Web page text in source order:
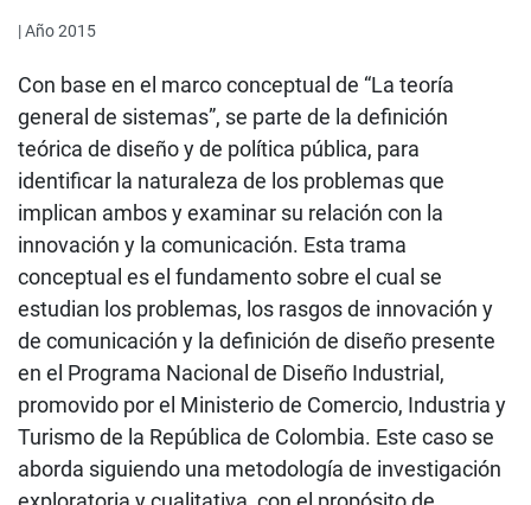
| Año 2015
Con base en el marco conceptual de “La teoría
general de sistemas”, se parte de la definición
teórica de diseño y de política pública, para
identificar la naturaleza de los problemas que
implican ambos y examinar su relación con la
innovación y la comunicación. Esta trama
conceptual es el fundamento sobre el cual se
estudian los problemas, los rasgos de innovación y
de comunicación y la definición de diseño presente
en el Programa Nacional de Diseño Industrial,
promovido por el Ministerio de Comercio, Industria y
Turismo de la República de Colombia. Este caso se
aborda siguiendo una metodología de investigación